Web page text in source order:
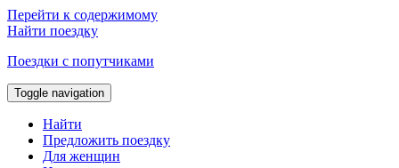
Перейти к содержимому
Найти поездку
Поездки с попутчиками
Toggle navigation
Найти
Предложить поездку
Для женщин